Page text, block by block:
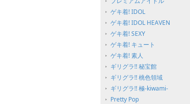
ゲキ着! IDOL
ゲキ着! IDOL HEAVEN
ゲキ着! SEXY
ゲキ着! キュート
ゲキ着! 素人
ギリグラ!! 秘宝館
ギリグラ!! 桃色領域
ギリグラ!! 極-kiwami-
Pretty Pop